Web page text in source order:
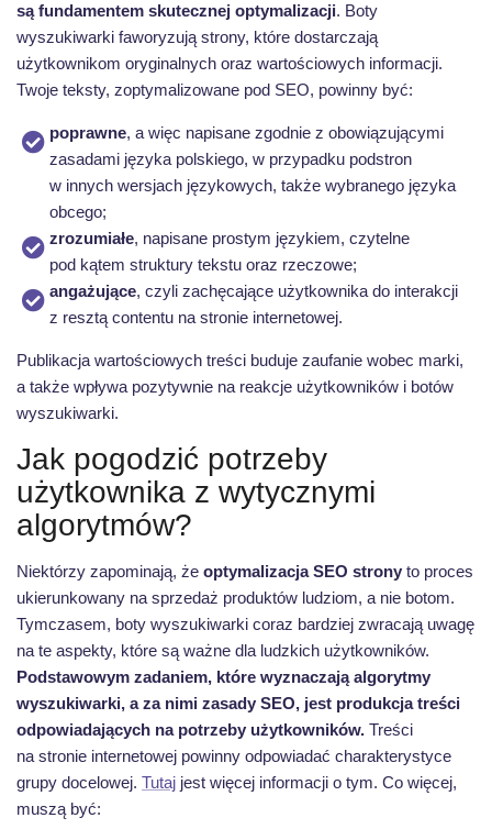
są fundamentem skutecznej optymalizacji. Boty
wyszukiwarki faworyzują strony, które dostarczają
użytkownikom oryginalnych oraz wartościowych informacji.
Twoje teksty, zoptymalizowane pod SEO, powinny być:
poprawne, a więc napisane zgodnie z obowiązującymi
zasadami języka polskiego, w przypadku podstron
w innych wersjach językowych, także wybranego języka
obcego;
zrozumiałe, napisane prostym językiem, czytelne
pod kątem struktury tekstu oraz rzeczowe;
angażujące, czyli zachęcające użytkownika do interakcji
z resztą contentu na stronie internetowej.
Publikacja wartościowych treści buduje zaufanie wobec marki,
a także wpływa pozytywnie na reakcje użytkowników i botów
wyszukiwarki.
Jak pogodzić potrzeby
użytkownika z wytycznymi
algorytmów?
Niektórzy zapominają, że optymalizacja SEO strony to proces
ukierunkowany na sprzedaż produktów ludziom, a nie botom.
Tymczasem, boty wyszukiwarki coraz bardziej zwracają uwagę
na te aspekty, które są ważne dla ludzkich użytkowników.
Podstawowym zadaniem, które wyznaczają algorytmy
wyszukiwarki, a za nimi zasady SEO, jest produkcja treści
odpowiadających na potrzeby użytkowników. Treści
na stronie internetowej powinny odpowiadać charakterystyce
grupy docelowej. Tutaj jest więcej informacji o tym. Co więcej,
muszą być: